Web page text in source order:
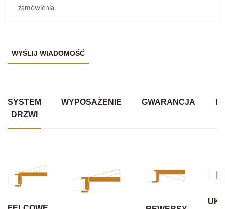
zamówienia.
SYSTEM
DRZWI
WYPOSAŻENIE GWARANCJA